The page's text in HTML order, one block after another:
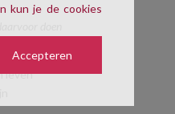
doen
leven
kun je de cookies
Accepteren